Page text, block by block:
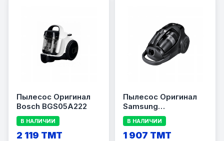
Пылесос Оригинал
Bosch BGS05A222
В НАЛИЧИИ
2 119 TMT
Пылесос Оригинал
Samsung
VCC8874H35/XEV
В НАЛИЧИИ
1 907 TMT